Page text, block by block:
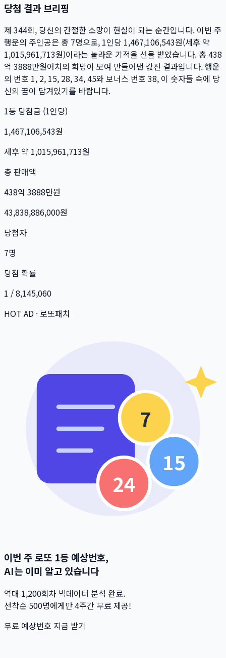
당첨 결과 브리핑
제 344회, 당신의 간절한 소망이 현실이 되는 순간입니다. 이번 주
행운의 주인공은 총 7명으로, 1인당 1,467,106,543원(세후 약
1,015,961,713원)이라는 놀라운 기적을 선물 받았습니다. 총 438
억 3888만원어치의 희망이 모여 만들어낸 값진 결과입니다. 행운
의 번호 1, 2, 15, 28, 34, 45와 보너스 번호 38, 이 숫자들 속에 당
신의 꿈이 담겨있기를 바랍니다.
1등 당첨금 (1인당)
1,467,106,543원
세후 약 1,015,961,713원
총 판매액
438억 3888만원
43,838,886,000원
당첨자
7명
당첨 확률
1 / 8,145,060
HOT AD · 로또패치
7
15
24
이번 주 로또 1등 예상번호,
AI는 이미 알고 있습니다
역대 1,200회차 빅데이터 분석 완료.
선착순 500명에게만 4주간 무료 제공!
무료 예상번호 지금 받기